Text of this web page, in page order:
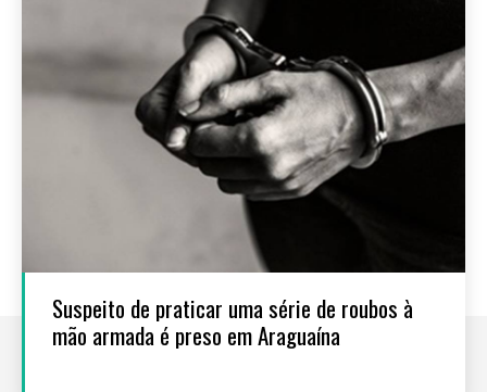
Suspeito de praticar uma série de roubos à
mão armada é preso em Araguaína